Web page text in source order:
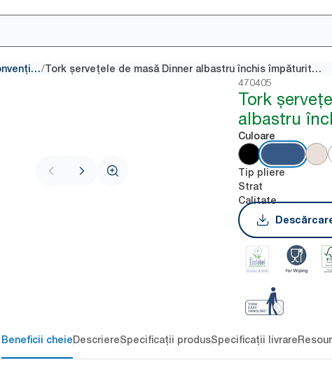
Șervețele convenționale/ Tork șervețele de masă Dinner albastru închis împăturite 1/8
470405
Tork
albastru
Culoare
Tip pliere
Strat
Calitate
Beneficii cheieDescriereSpecificații produsSpecificații livrare